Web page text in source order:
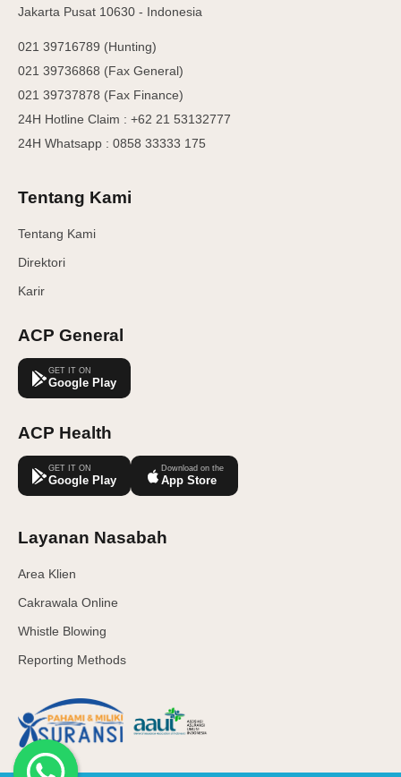
Jakarta Pusat 10630 - Indonesia
021 39716789 (Hunting)
021 39736868 (Fax General)
021 39737878 (Fax Finance)
24H Hotline Claim : +62 21 53132777
24H Whatsapp : 0858 33333 175
Tentang Kami
Tentang Kami
Direktori
Karir
ACP General
GET IT ON
Google Play
ACP Health
GET IT ON
Google Play
Download on the
App Store
Layanan Nasabah
Area Klien
Cakrawala Online
Whistle Blowing
Reporting Methods